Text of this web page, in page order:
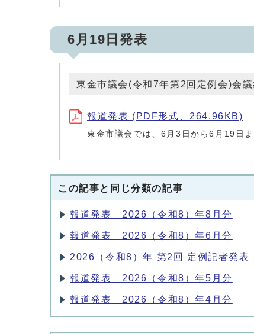
6月19日発表
東金市議会(令和7年第2回定例会)会議
報道発表 (PDF形式、264.96KB)
東金市議会では、6月3日から6月19日
この記事と同じ分類の記事
報道発表 2026（令和8）年8月分
報道発表 2026（令和8）年6月分
2026（令和8）年 第2回 定例記者発表
報道発表 2026（令和8）年5月分
報道発表 2026（令和8）年4月分